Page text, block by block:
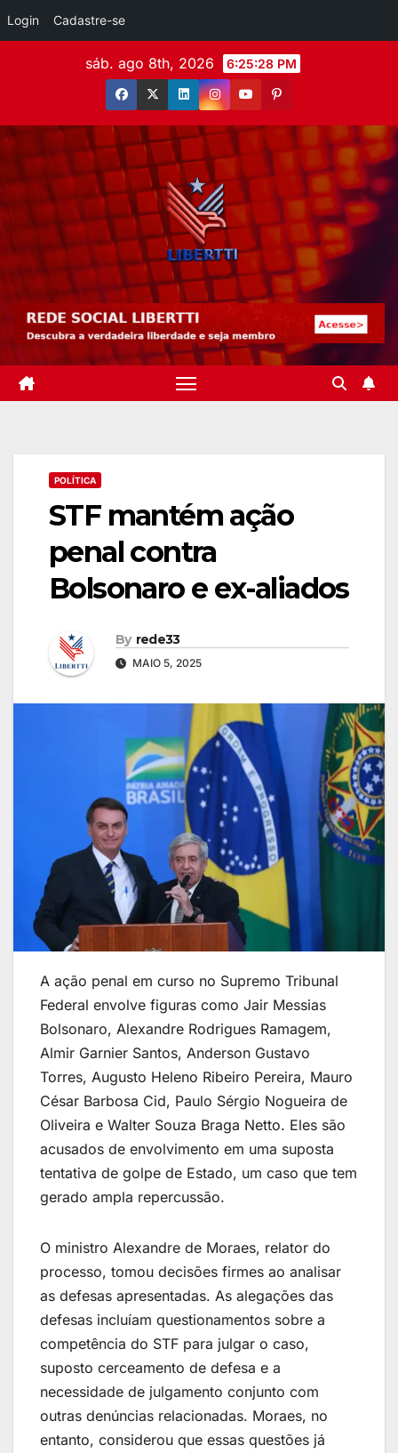
Login Cadastre-se
sáb. ago 8th, 2026 6:25:29 PM
POLÍTICA
STF mantém ação
penal contra
Bolsonaro e ex-aliados
By rede33
MAIO 5, 2025
A ação penal em curso no Supremo Tribunal
Federal envolve figuras como Jair Messias
Bolsonaro, Alexandre Rodrigues Ramagem,
Almir Garnier Santos, Anderson Gustavo
Torres, Augusto Heleno Ribeiro Pereira, Mauro
César Barbosa Cid, Paulo Sérgio Nogueira de
Oliveira e Walter Souza Braga Netto. Eles são
acusados de envolvimento em uma suposta
tentativa de golpe de Estado, um caso que tem
gerado ampla repercussão.
O ministro Alexandre de Moraes, relator do
processo, tomou decisões firmes ao analisar
as defesas apresentadas. As alegações das
defesas incluíam questionamentos sobre a
competência do STF para julgar o caso,
suposto cerceamento de defesa e a
necessidade de julgamento conjunto com
outras denúncias relacionadas. Moraes, no
entanto, considerou que essas questões já